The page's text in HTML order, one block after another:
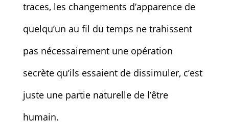
traces, les changements d’apparence de
quelqu’un au fil du temps ne trahissent
pas nécessairement une opération
secrète qu’ils essaient de dissimuler, c’est
juste une partie naturelle de l’être
humain.